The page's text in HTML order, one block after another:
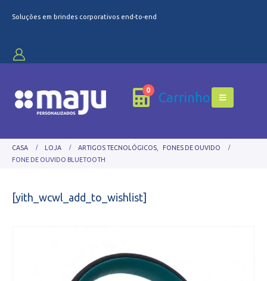
Soluções em brindes corporativos end-to-end
0 Carrinho
CASA LOJA ARTIGOS TECNOLÓGICOS
FONES DE OUVIDO
FONE DE OUVIDO BLUETOOTH
[yith_wcwl_add_to_wishlist]